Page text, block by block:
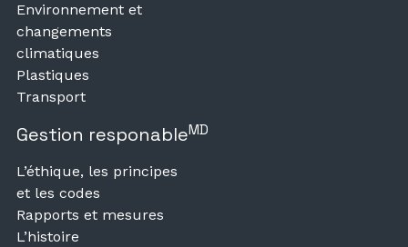
Environnement et
changements
climatiques
Plastiques
Transport
Gestion responableMD
L’éthique, les principes
et les codes
Rapports et mesures
L’histoire